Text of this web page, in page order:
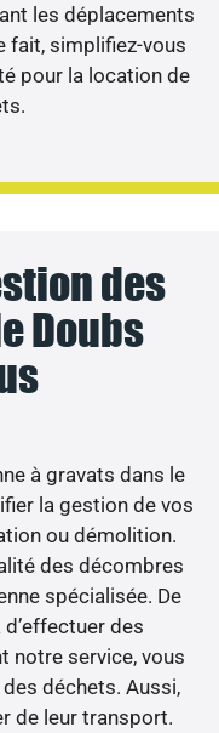
les déplacements
fait, simplifiez-vous
pour la location de
des
Doubs
à gravats dans le
la gestion de vos
ou démolition.
des décombres
spécialisée. De
des
notre service, vous
déchets. Aussi,
de leur transport.